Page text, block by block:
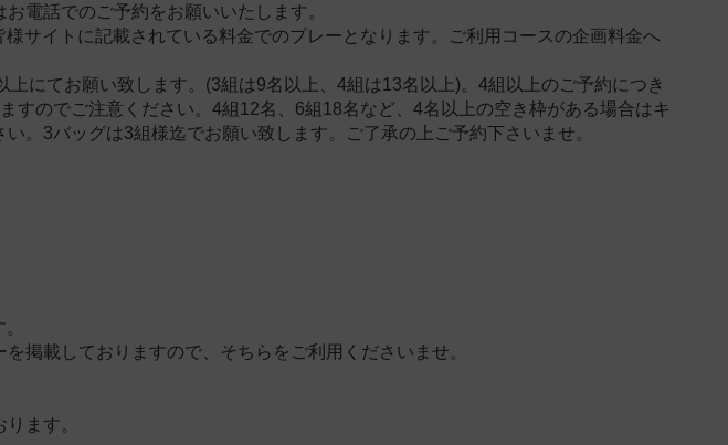
電話でのご予約をお願いいたします。
サイトに記載されている料金でのプレーとなります。ご利用コースの企画料金へ
にてお願い致します。(3組は9名以上、4組は13名以上)。4組以上のご予約につき
すのでご注意ください。4組12名、6組18名など、4名以上の空き枠がある場合はキ
。3バッグは3組様迄でお願い致します。ご了承の上ご予約下さいませ。
掲載しておりますので、そちらをご利用くださいませ。
ます。